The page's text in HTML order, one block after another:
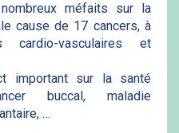
méfaits sur la
cause de 17 cancers, à
cardio-vasculaires et
important sur la santé
buccal, maladie
…